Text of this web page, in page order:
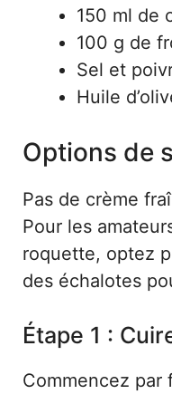
150 ml de
100 g de
Sel et
Huile
Options de
Pas de crème
Pour les
roquette, optez
des échalotes
Étape 1 :
Commencez par